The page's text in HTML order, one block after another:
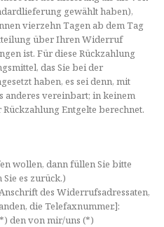
gewählt haben),
vierzehn Tagen ab dem Tag
über Ihren Widerruf
ist. Für diese Rückzahlung
das Sie bei der
haben, es sei denn, mit
anderes vereinbart; in keinem
Entgelte berechnet.
wollen, dann füllen Sie bitte
es zurück.)
des Widerrufsadressaten,
die Telefaxnummer.]:
den von mir/uns (*)